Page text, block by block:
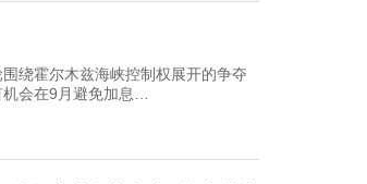
霍尔木兹海峡控制权展开的争夺
会在9月避免加息…